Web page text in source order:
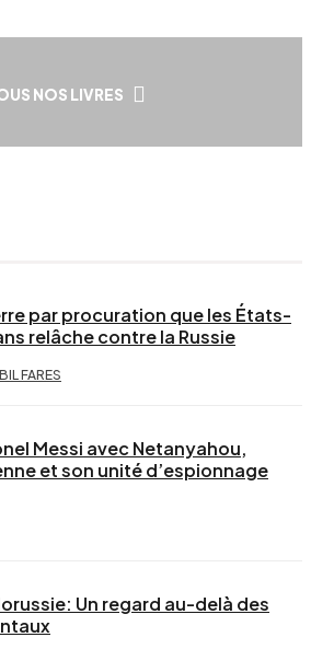
NOS LIVRES
par procuration que les États-
relâche contre la Russie
FARES
Messi avec Netanyahou,
et son unité d’espionnage
Un regard au-delà des